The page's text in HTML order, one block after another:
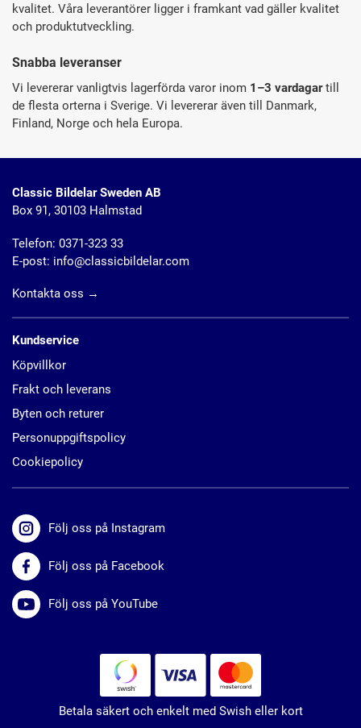
kvalitet. Våra leverantörer ligger i framkant vad gäller kvalitet
och produktutveckling.
Snabba leveranser
Vi levererar vanligtvis lagerförda varor inom 1–3 vardagartill
de flesta orterna i Sverige. Vi levererar även till Danmark,
Finland, Norge och hela Europa.
Classic Bildelar Sweden AB
Box 91, 30103 Halmstad
Telefon: 0371-323 33
E-post: info@classicbildelar.com
Kontakta oss →
Kundservice
Köpvillkor
Frakt och leverans
Byten och returer
Personuppgiftspolicy
Cookiepolicy
Följ oss på Instagram
Följ oss på Facebook
Följ oss på YouTube
Betala säkert och enkelt med Swish eller kort